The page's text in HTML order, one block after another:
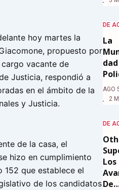
hoy martes la
propuesto por
vacante de
Justicia, respondió a
en el ámbito de la
y Justicia.
de la casa, el
hizo en cumplimiento
152 que establece el
de los candidatos
DE
La
AGO
2
DE
Los